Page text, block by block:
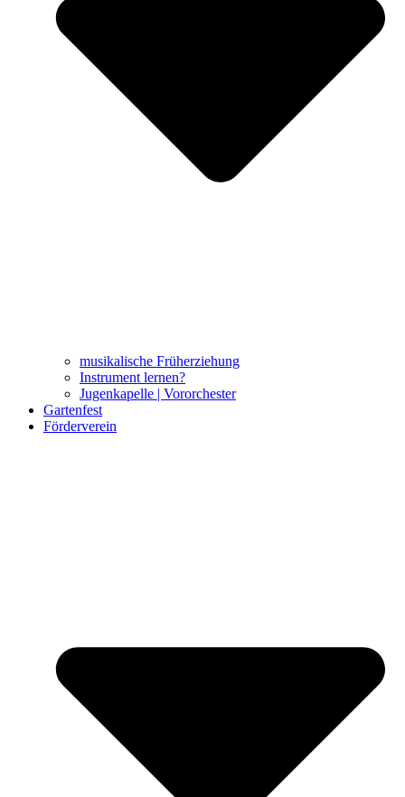
musikalische Früherziehung
Instrument lernen?
Jugenkapelle | Vororchester
Gartenfest
Förderverein